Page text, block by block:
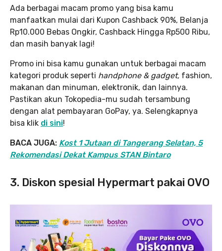
Ada berbagai macam promo yang bisa kamu
manfaatkan mulai dari Kupon Cashback 90%, Belanja
Rp10.000 Bebas Ongkir, Cashback Hingga Rp500 Ribu,
dan masih banyak lagi!
Promo ini bisa kamu gunakan untuk berbagai macam
kategori produk seperti handphone & gadget, fashion,
makanan dan minuman, elektronik, dan lainnya.
Pastikan akun Tokopedia-mu sudah tersambung
dengan alat pembayaran GoPay, ya. Selengkapnya
bisa klik di sini!
BACA JUGA: Kost 1 Jutaan di Tangerang Selatan, 5
Rekomendasi Dekat Kampus STAN Bintaro
3. Diskon spesial Hypermart pakai OVO